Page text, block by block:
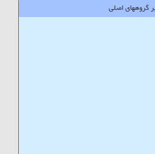
گروههای اصلی